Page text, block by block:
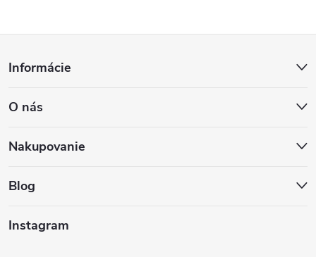
p
ä
Informácie
O nás
Nakupovanie
Blog
Instagram